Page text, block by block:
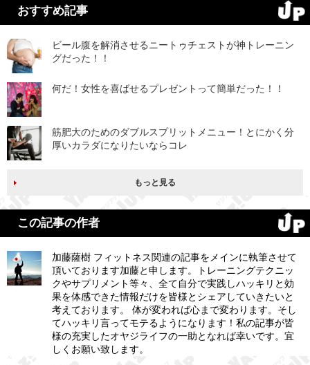
おすすめ記事
ビール腹を解消させるニートゥチェストが神トレーニン
グだった！！
何だ！女性を喜ばせるプレゼントって簡単だった！！
筋肥大のためのダブルスプリットメニュー！とにかく分
厚いカラダになりたいならコレ
もっと見る
この記事の作者
加藤薩樹 フィットネス関連の記事をメインに執筆させて
頂いております加藤と申します。トレーニングテクニッ
クやサプリメント等々、全て自分で実践しハッキリと効
果を体感できた情報だけを皆様とシェアしていきたいと
考えております。 体が変われば心まで変わります。そし
てハッキリ言ってモテるようになります！私の記事が皆
様の充実したオヤジライフの一助となれば幸いです。宜
しくお願い致します。